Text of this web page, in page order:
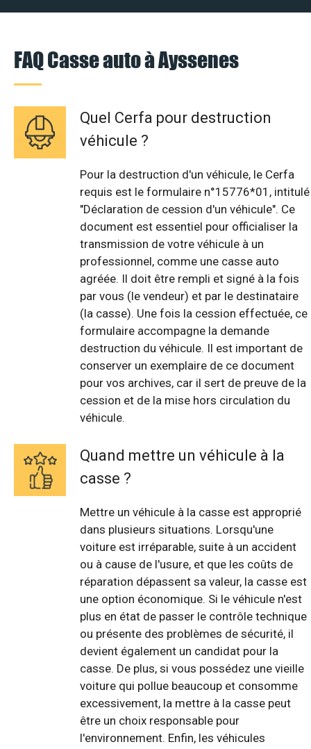
FAQ Casse auto à Ayssenes
Quel Cerfa pour destruction
véhicule ?
Pour la destruction d'un véhicule, le Cerfa
requis est le formulaire n°15776*01, intitulé
"Déclaration de cession d'un véhicule". Ce
document est essentiel pour officialiser la
transmission de votre véhicule à un
professionnel, comme une casse auto
agréée. Il doit être rempli et signé à la fois
par vous (le vendeur) et par le destinataire
(la casse). Une fois la cession effectuée, ce
formulaire accompagne la demande
destruction du véhicule. Il est important de
conserver un exemplaire de ce document
pour vos archives, car il sert de preuve de la
cession et de la mise hors circulation du
véhicule.
Quand mettre un véhicule à la
casse ?
Mettre un véhicule à la casse est approprié
dans plusieurs situations. Lorsqu'une
voiture est irréparable, suite à un accident
ou à cause de l'usure, et que les coûts de
réparation dépassent sa valeur, la casse est
une option économique. Si le véhicule n'est
plus en état de passer le contrôle technique
ou présente des problèmes de sécurité, il
devient également un candidat pour la
casse. De plus, si vous possédez une vieille
voiture qui pollue beaucoup et consomme
excessivement, la mettre à la casse peut
être un choix responsable pour
l'environnement. Enfin, les véhicules